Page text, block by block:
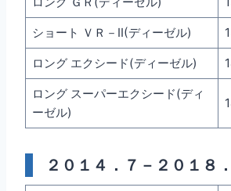
ショート ＶＲ－II(ディーゼル)
ロング エクシード(ディーゼル)
ロング スーパーエクシード(ディ
ーゼル)
２０１４．７－２０１８